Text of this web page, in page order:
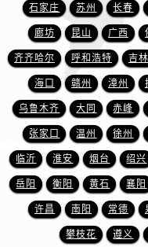
石家庄 苏州 长春
廊坊 昆山 广西
齐齐哈尔 呼和浩特 吉林
海口 赣州 漳州
乌鲁木齐 大同 赤峰
张家口 温州 徐州
临沂 淮安 烟台 绍兴
岳阳 衡阳 黄石 襄阳
许昌 南阳 常德
攀枝花 遵义